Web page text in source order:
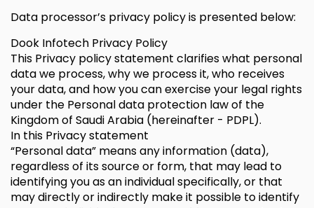
Data processor’s privacy policy is presented below:
Dook Infotech Privacy Policy
This Privacy policy statement clarifies what personal
data we process, why we process it, who receives
your data, and how you can exercise your legal rights
under the Personal data protection law of the
Kingdom of Saudi Arabia (hereinafter - PDPL).
In this Privacy statement
“Personal data” means any information (data),
regardless of its source or form, that may lead to
identifying you as an individual specifically, or that
may directly or indirectly make it possible to identify